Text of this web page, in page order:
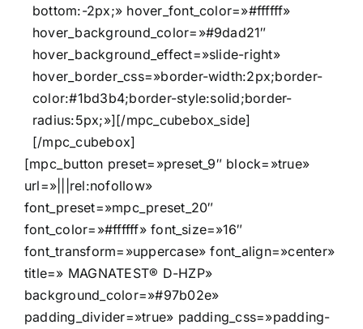
bottom:-2px;» hover_font_color=»#ffffff»
hover_background_color=»#9dad21″
hover_background_effect=»slide-right»
hover_border_css=»border-width:2px;border-
color:#1bd3b4;border-style:solid;border-
radius:5px;»][/mpc_cubebox_side]
[/mpc_cubebox]
[mpc_button preset=»preset_9″ block=»true»
url=»|||rel:nofollow»
font_preset=»mpc_preset_20″
font_color=»#ffffff» font_size=»16″
font_transform=»uppercase» font_align=»center»
title=» MAGNATEST® D-HZP»
background_color=»#97b02e»
padding_divider=»true» padding_css=»padding-